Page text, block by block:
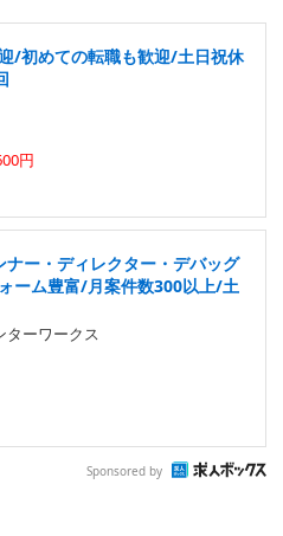
/初めての転職も歓迎/土日祝休
円
ー・ディレクター・デバッグ
ーム豊富/月案件数300以上/土
ターワークス
Sponsored by